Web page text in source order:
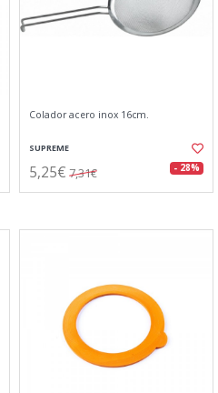
Colador acero inox 16cm.
SUPREME
5,25€ 7,31€ - 28%